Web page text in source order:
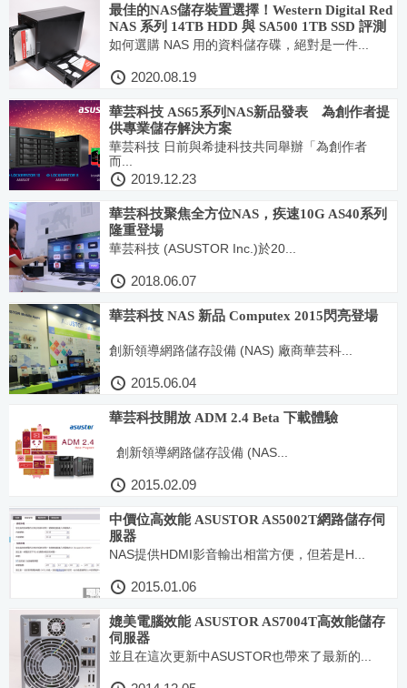
最佳的NAS儲存裝置選擇！Western Digital Red
NAS 系列 14TB HDD 與 SA500 1TB SSD 評測
如何選購 NAS 用的資料儲存碟，絕對是一件...
2020.08.19
華芸科技 AS65系列NAS新品發表 為創作者提
供專業儲存解決方案
華芸科技 日前與希捷科技共同舉辦「為創作者
而...
2019.12.23
華芸科技聚焦全方位NAS，疾速10G AS40系列
隆重登場
華芸科技 (ASUSTOR Inc.)於20...
2018.06.07
華芸科技 NAS 新品 Computex 2015閃亮登場
創新領導網路儲存設備 (NAS) 廠商華芸科...
2015.06.04
華芸科技開放 ADM 2.4 Beta 下載體驗
創新領導網路儲存設備 (NAS...
2015.02.09
中價位高效能 ASUSTOR AS5002T網路儲存伺
服器
NAS提供HDMI影音輸出相當方便，但若是H...
2015.01.06
媲美電腦效能 ASUSTOR AS7004T高效能儲存
伺服器
並且在這次更新中ASUSTOR也帶來了最新的...